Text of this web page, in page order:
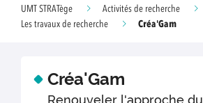
UMT STRATège
Activités de recherche
Les travaux de recherche
Créa'Gam
Créa'Gam
Renouveler l'approche du